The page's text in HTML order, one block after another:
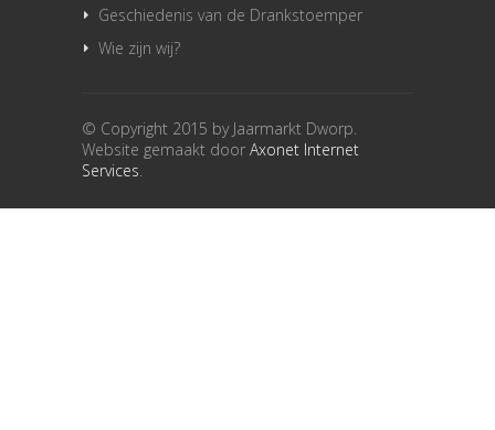
Geschiedenis van de Drankstoemper
Wie zijn wij?
© Copyright 2015 by Jaarmarkt Dworp.
Website gemaakt door Axonet Internet
Services.